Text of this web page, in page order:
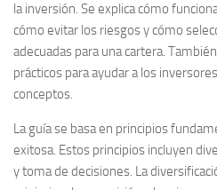
la inversión. Se explica cómo
cómo evitar los riesgosycómo
adecuadas para una cartera.
prácticos para ayudar a los
conceptos.
La guía se basa en principios
exitosa. Estos principios incluyen
ytoma de decisiones. La